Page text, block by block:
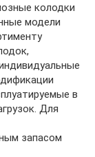
колодки
модели
в
Для
запасом